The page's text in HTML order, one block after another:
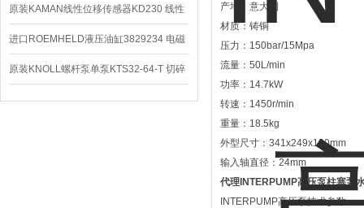
K21R80G4马达
原装KAMAN线性位移传感器KD230 线性
编码器
进口ROEMHELD液压油缸3829234 电磁
阀定位器
原装KNOLL螺杆泵单泵KTS32-64-T 切碎
排屑机
产地：意大利
材质：铸铜
压力：150bar/15Mpa
流量：50L/min
功率：14.7kW
转速：1450r/min
重量：18.5kg
外型尺寸：341x249x160mm
输入轴直径：24mm
代理INTERPUMP高压泵柱塞泵
INTERPUMP高压泵技术参数